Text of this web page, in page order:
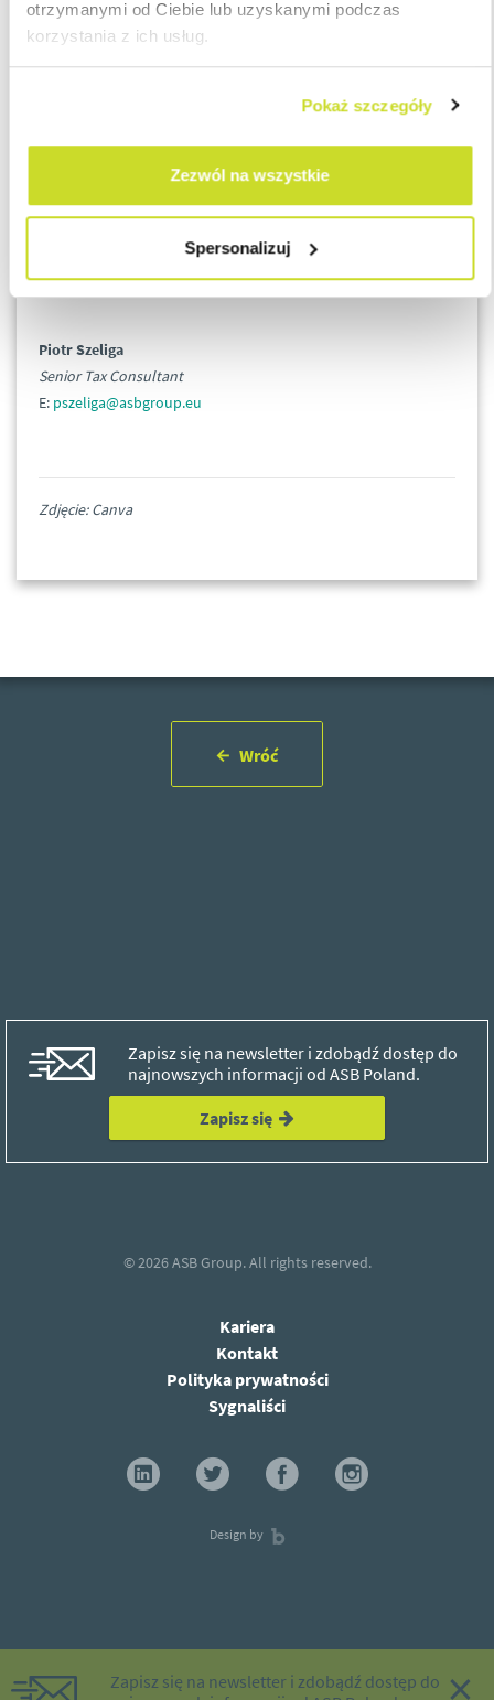
otrzymanymi od Ciebie lub uzyskanymi podczas
korzystania z ich usług.
Pokaż szczegóły
Zezwól na wszystkie
Spersonalizuj
Zapisz się na newsletter i zdobądź dostęp do
Jeżeli rozważają Państwo dokonanie końcoworocznych korekt
cen transferowych, przypominamy również o konieczności
Jeżeli mają Państwo pytania, prosimy o kontakt z naszym
Piotr Szeliga
Senior Tax Consultant
E: pszeliga@asbgroup.eu
Zdjęcie: Canva
Wróć
Zapisz się na newsletter i zdobądź dostęp do
najnowszych informacji od ASB Poland.
Zapisz się
© 2026ASB Group.All rights reserved.
Kariera
Kontakt
Polityka prywatności
Sygnaliści
Design by